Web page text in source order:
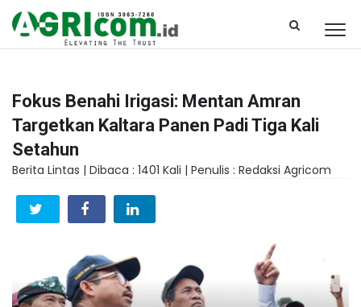
Fokus Benahi Irigasi: Mentan Amran
Targetkan Kaltara Panen Padi Tiga Kali
Setahun
Berita Lintas | Dibaca : 1401 Kali | Penulis : Redaksi Agricom